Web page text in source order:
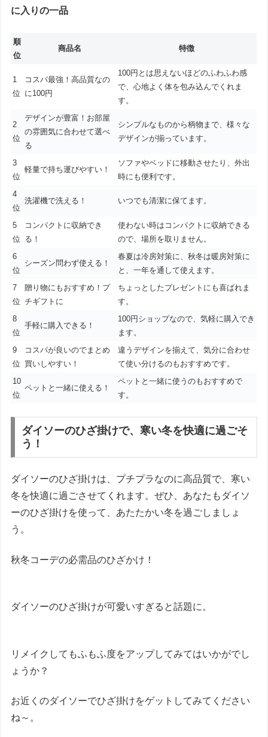
に入りの一品
順
位
商品名 特徴
1
位
コスパ最強！高品質なの
に100円
100円とは思えないほどのふわふわ感
で、心地よく体を包み込んでくれま
す。
2
位
デザインが豊富！お部屋
の雰囲気に合わせて選べ
る
シンプルなものから柄物まで、様々な
デザインが揃っています。
3
位
軽量で持ち運びやすい！
ソファやベッドに移動させたり、外出
時にも便利です。
4
位
洗濯機で洗える！ いつでも清潔に保てます。
5
位
コンパクトに収納でき
る！
使わない時はコンパクトに収納できる
ので、場所を取りません。
6
位
シーズン問わず使える！
春夏は冷房対策に、秋冬は暖房対策に
と、一年を通して使えます。
7
位
贈り物にもおすすめ！プ
チギフトに
ちょっとしたプレゼントにも喜ばれま
す。
8
位
手軽に購入できる！
100円ショップなので、気軽に購入でき
ます。
9
位
コスパが良いのでまとめ
買いしやすい！
違うデザインを揃えて、気分に合わせ
て使い分けるのもおすすめです。
10
位
ペットと一緒に使える！
ペットと一緒に使うのもおすすめで
す。
ダイソーのひざ掛けで、寒い冬を快適に過ごそ
う！
ダイソーのひざ掛けは、プチプラなのに高品質で、寒い
冬を快適に過ごさせてくれます。ぜひ、あなたもダイソ
ーのひざ掛けを使って、あたたかい冬を過ごしましょ
う。
秋冬コーデの必需品のひざかけ！
ダイソーのひざ掛けが可愛いすぎると話題に。
リメイクしてもふもふ度をアップしてみてはいかがでし
ょうか？
お近くのダイソーでひざ掛けをゲットしてみてください
ね～。